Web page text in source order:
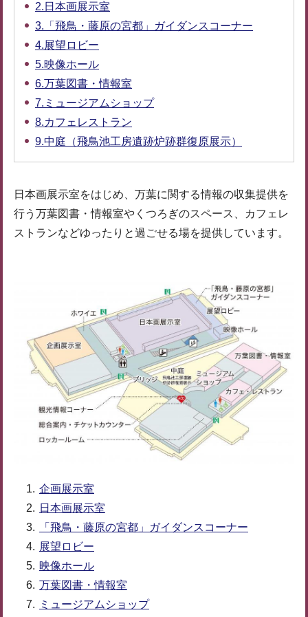
2.日本画展示室
3.「飛鳥・藤原の宮都」ガイダンスコーナー
4.展望ロビー
5.映像ホール
6.万葉図書・情報室
7.ミュージアムショップ
8.カフェレストラン
9.中庭（飛鳥池工房遺跡炉跡群復原展示）
日本画展示室をはじめ、万葉に関する情報の収集提供を
行う万葉図書・情報室やくつろぎのスペース、カフェレ
ストランなどゆったりと過ごせる場を提供しています。
企画展示室
日本画展示室
「飛鳥・藤原の宮都」ガイダンスコーナー
展望ロビー
映像ホール
万葉図書・情報室
ミュージアムショップ